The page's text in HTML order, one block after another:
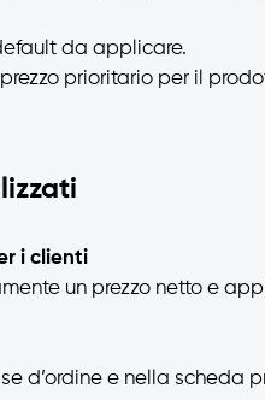
da applicare.
prezzo prioritario per il
i clienti
un prezzo netto e
d’ordine e nella scheda